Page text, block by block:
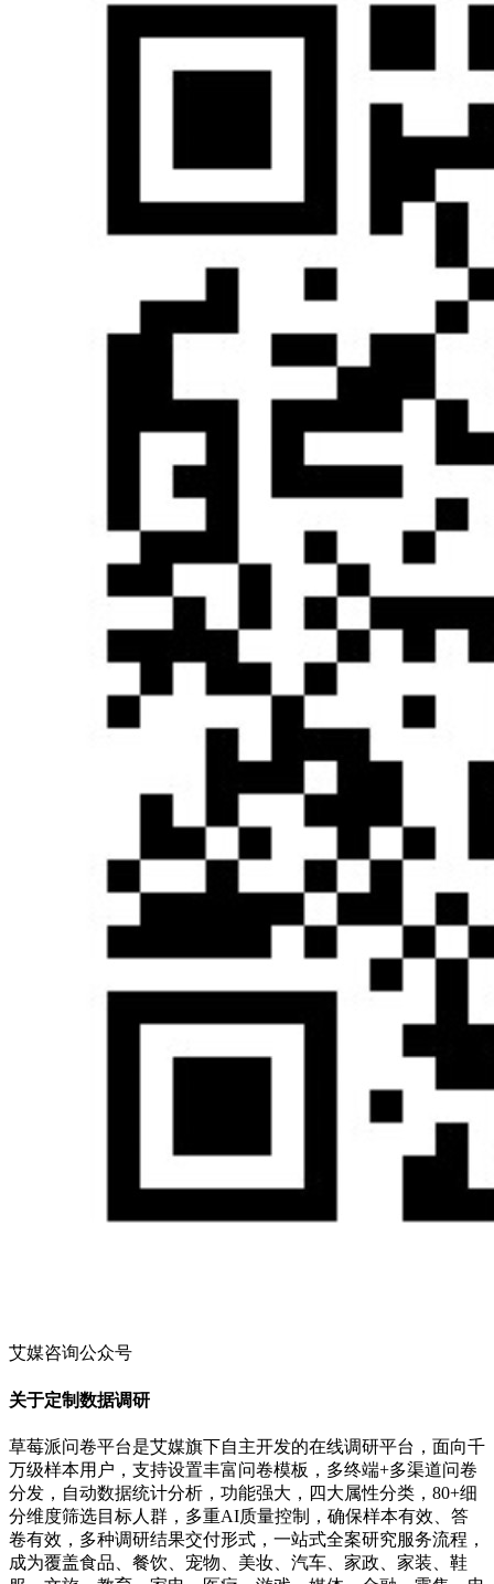
艾媒咨询公众号
关于定制数据调研
草莓派问卷平台是艾媒旗下自主开发的在线调研平台，面向千
万级样本用户，支持设置丰富问卷模板，多终端+多渠道问卷
分发，自动数据统计分析，功能强大，四大属性分类，80+细
分维度筛选目标人群，多重AI质量控制，确保样本有效、答
卷有效，多种调研结果交付形式，一站式全案研究服务流程，
成为覆盖食品、餐饮、宠物、美妆、汽车、家政、家装、鞋